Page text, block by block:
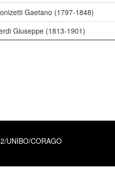
Gaetano (1797-1848)
Giuseppe (1813-1901)
UNIBO/CORAGO